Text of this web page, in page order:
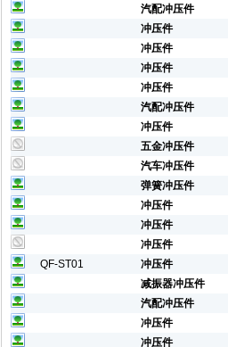
汽配冲压件
冲压件
冲压件
冲压件
冲压件
汽配冲压件
冲压件
五金冲压件
汽车冲压件
弹簧冲压件
冲压件
冲压件
冲压件
QF-ST01
冲压件
减振器冲压件
汽配冲压件
冲压件
冲压件